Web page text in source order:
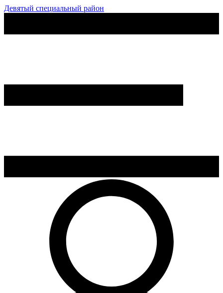
Девятый специальный район